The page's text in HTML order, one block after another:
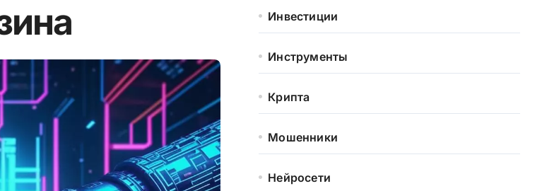
Инвестиции
Инструменты
Крипта
Мошенники
Нейросети